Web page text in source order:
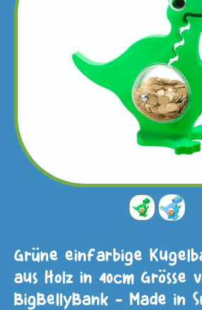
Grüne einfarbige
aus Holz in 40cm Grösse
BigBellyBank - Made in